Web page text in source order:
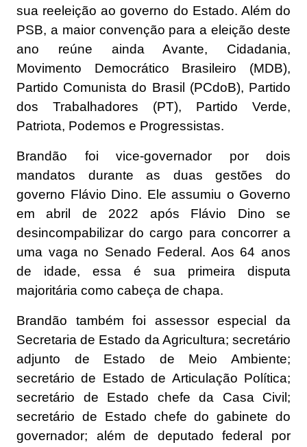
sua reeleição ao governo do Estado. Além do
PSB, a maior convenção para a eleição deste
ano reúne ainda Avante, Cidadania,
Movimento Democrático Brasileiro (MDB),
Partido Comunista do Brasil (PCdoB), Partido
dos Trabalhadores (PT), Partido Verde,
Patriota, Podemos e Progressistas.
Brandão foi vice-governador por dois
mandatos durante as duas gestões do
governo Flávio Dino. Ele assumiu o Governo
em abril de 2022 após Flávio Dino se
desincompabilizar do cargo para concorrer a
uma vaga no Senado Federal. Aos 64 anos
de idade, essa é sua primeira disputa
majoritária como cabeça de chapa.
Brandão também foi assessor especial da
Secretaria de Estado da Agricultura; secretário
adjunto de Estado de Meio Ambiente;
secretário de Estado de Articulação Política;
secretário de Estado chefe da Casa Civil;
secretário de Estado chefe do gabinete do
governador; além de deputado federal por